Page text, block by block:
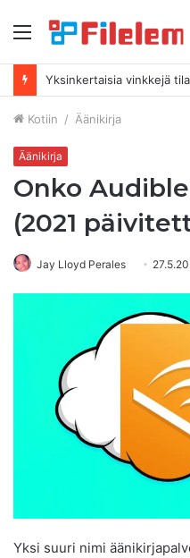
Valikko
Yksinkertaisia ​​vinkkejä
Kotiin / Äänikirja
Äänikirja
Onko
(2021
Jay Lloyd Perales
Yksi suuri nimi